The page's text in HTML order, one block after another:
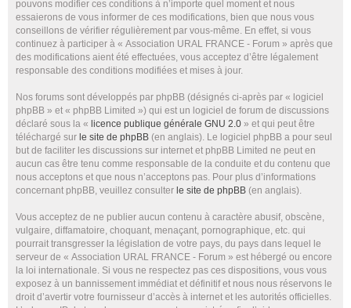
pouvons modifier ces conditions à n’importe quel moment et nous
essaierons de vous informer de ces modifications, bien que nous vous
conseillons de vérifier régulièrement par vous-même. En effet, si vous
continuez à participer à « Association URAL FRANCE - Forum » après que
des modifications aient été effectuées, vous acceptez d’être légalement
responsable des conditions modifiées et mises à jour.
Nos forums sont développés par phpBB (désignés ci-après par « logiciel
phpBB » et « phpBB Limited ») qui est un logiciel de forum de discussions
déclaré sous la « licence publique générale GNU 2.0 » et qui peut être
téléchargé sur le site de phpBB (en anglais). Le logiciel phpBB a pour seul
but de faciliter les discussions sur internet et phpBB Limited ne peut en
aucun cas être tenu comme responsable de la conduite et du contenu que
nous acceptons et que nous n’acceptons pas. Pour plus d’informations
concernant phpBB, veuillez consulter le site de phpBB (en anglais).
Vous acceptez de ne publier aucun contenu à caractère abusif, obscène,
vulgaire, diffamatoire, choquant, menaçant, pornographique, etc. qui
pourrait transgresser la législation de votre pays, du pays dans lequel le
serveur de « Association URAL FRANCE - Forum » est hébergé ou encore
la loi internationale. Si vous ne respectez pas ces dispositions, vous vous
exposez à un bannissement immédiat et définitif et nous nous réservons le
droit d’avertir votre fournisseur d’accès à internet et les autorités officielles.